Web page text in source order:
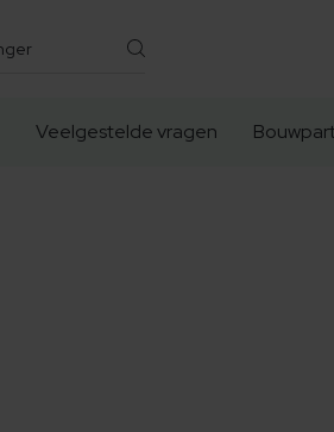
Veelgestelde vragen